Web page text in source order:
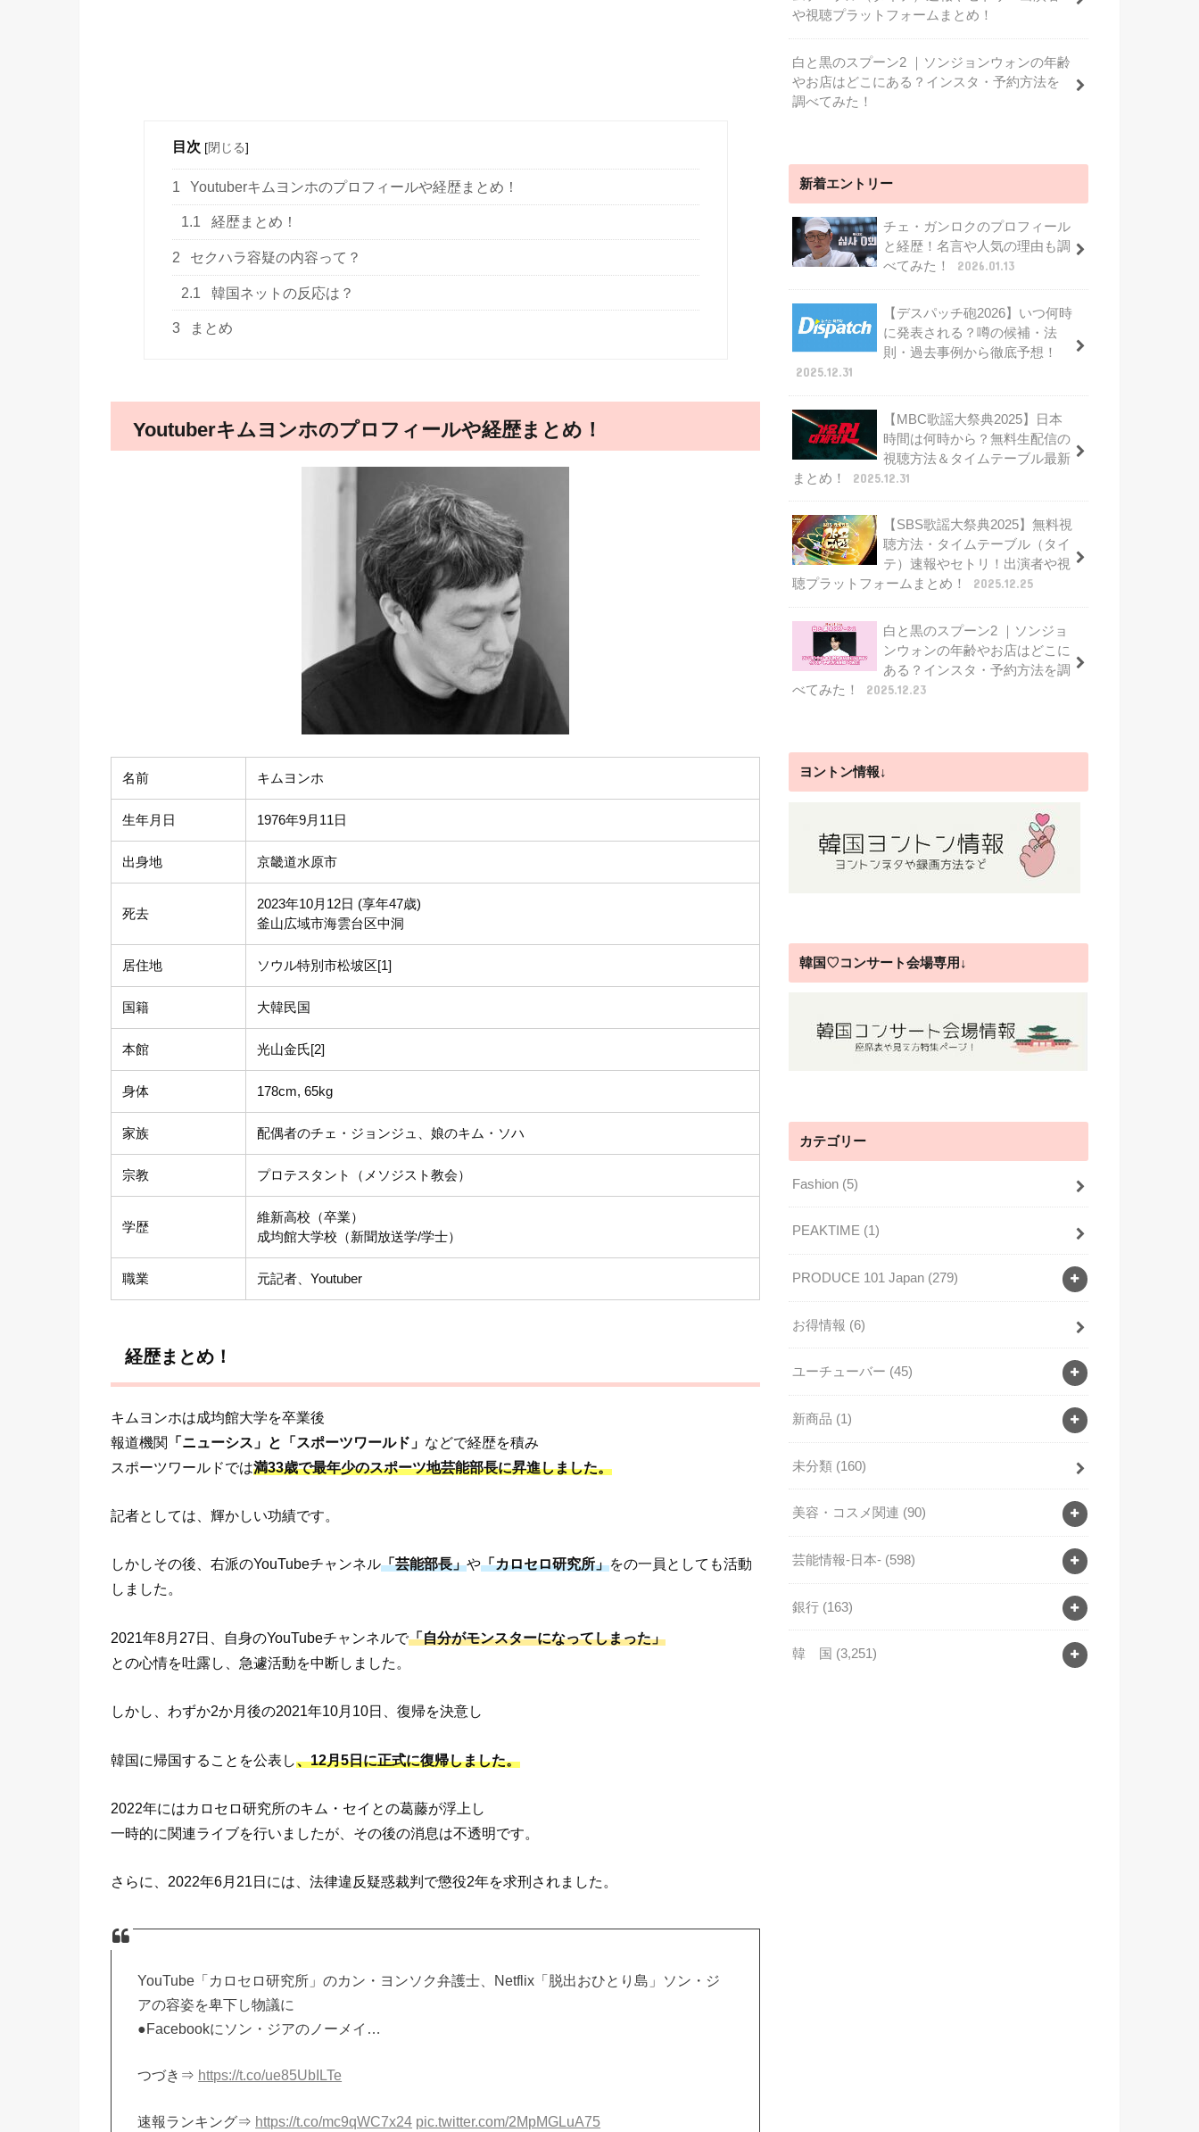
目次 [閉じる]
1 Youtuberキムヨンホのプロフィールや経歴まとめ！
1.1 経歴まとめ！
2 セクハラ容疑の内容って？
2.1 韓国ネットの反応は？
3 まとめ
Youtuberキムヨンホのプロフィールや経歴まとめ！
名前 キムヨンホ
生年月日 1976年9月11日
出身地 京畿道水原市
死去
2023年10月12日 (享年47歳)
釜山広域市海雲台区中洞
居住地 ソウル特別市松坡区[1]
国籍 大韓民国
本館 光山金氏[2]
身体 178cm, 65kg
家族 配偶者のチェ・ジョンジュ、娘のキム・ソハ
宗教 プロテスタント（メソジスト教会）
学歴
維新高校（卒業）
成均館大学校（新聞放送学/学士）
職業 元記者、Youtuber
経歴まとめ！
キムヨンホは成均館大学を卒業後
報道機関 「ニューシス」と「スポーツワールド」 などで経歴を積み
スポーツワールドでは満33歳で最年少のスポーツ地芸能部長に昇進しました。
記者としては、輝かしい功績です。
しかしその後、右派のYouTubeチャンネル「芸能部長」や「カロセロ研究所」をの一員としても活動
しました。
2021年8月27日、自身のYouTubeチャンネルで「自分がモンスターになってしまった」
との心情を吐露し、急遽活動を中断しました。
しかし、わずか2か月後の2021年10月10日、復帰を決意し
韓国に帰国することを公表し、12月5日に正式に復帰しました。
2022年にはカロセロ研究所のキム・セイとの葛藤が浮上し
一時的に関連ライブを行いましたが、その後の消息は不透明です。
さらに、2022年6月21日には、法律違反疑惑裁判で懲役2年を求刑されました。
YouTube「カロセロ研究所」のカン・ヨンソク弁護士、Netflix「脱出おひとり島」ソン・ジ
アの容姿を卑下し物議に
●Facebookにソン・ジアのノーメイ…
つづき⇒ https://t.co/ue85UbILTe
速報ランキング⇒ https://t.co/mc9qWC7x24 pic.twitter.com/2MpMGLuA75
や視聴プラットフォームまとめ！
白と黒のスプーン2 ｜ソンジョンウォンの年齢
やお店はどこにある？インスタ・予約方法を
調べてみた！
新着エントリー
チェ・ガンロクのプロフィール
と経歴！名言や人気の理由も調
べてみた！
2026.01.13
【デスパッチ砲2026】いつ何時
に発表される？噂の候補・法
則・過去事例から徹底予想！
2025.12.31
【MBC歌謡大祭典2025】日本
時間は何時から？無料生配信の
視聴方法＆タイムテーブル最新
まとめ！
2025.12.31
【SBS歌謡大祭典2025】無料視
聴方法・タイムテーブル（タイ
テ）速報やセトリ！出演者や視
聴プラットフォームまとめ！
2025.12.25
白と黒のスプーン2 ｜ソンジョ
ンウォンの年齢やお店はどこに
ある？インスタ・予約方法を調
べてみた！
2025.12.23
ヨントン情報↓
韓国♡コンサート会場専用↓
カテゴリー
Fashion (5)
PEAKTIME (1)
PRODUCE 101 Japan (279)
お得情報 (6)
ユーチューバー (45)
新商品 (1)
未分類 (160)
美容・コスメ関連 (90)
芸能情報-日本- (598)
銀行 (163)
韓 国 (3,251)